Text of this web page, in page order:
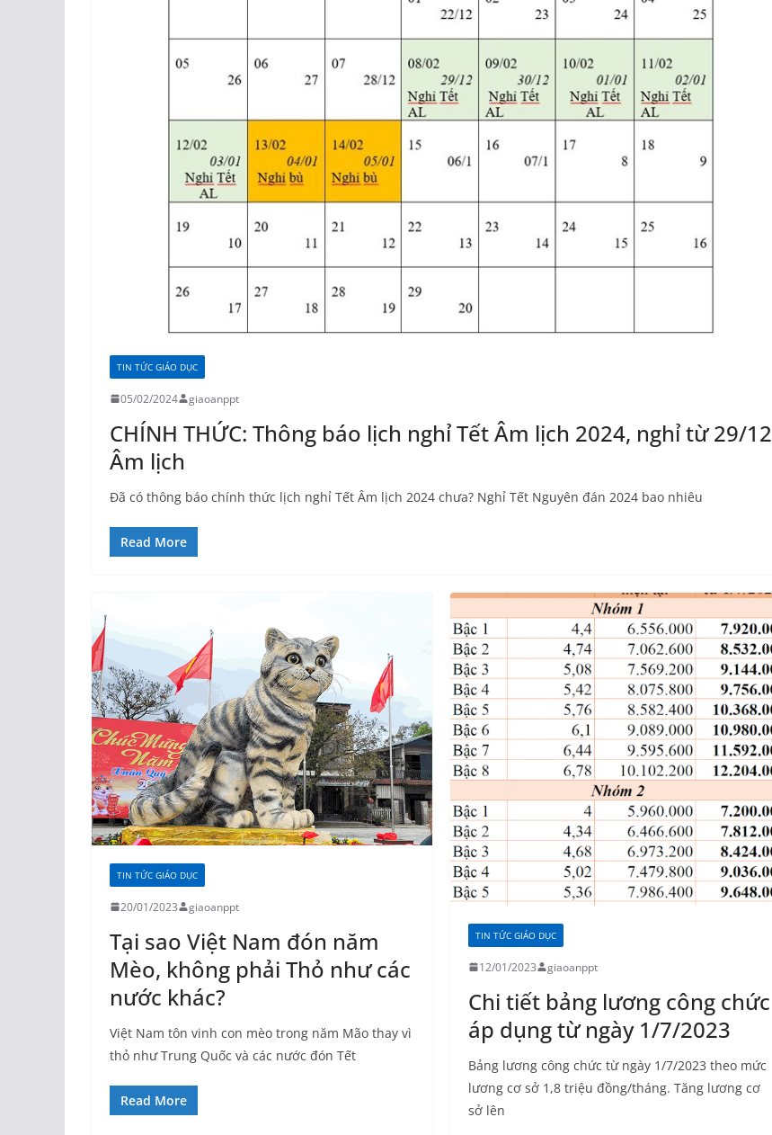
TIN TỨC GIÁO DỤC
05/02/2024 giaoanppt
CHÍNH THỨC: Thông báo lịch nghỉ Tết Âm lịch 2024, nghỉ từ 29/12
Âm lịch
Đã có thông báo chính thức lịch nghỉ Tết Âm lịch 2024 chưa? Nghỉ Tết Nguyên đán 2024 bao nhiêu
Read More
TIN TỨC GIÁO DỤC
20/01/2023 giaoanppt
Tại sao Việt Nam đón năm
Mèo, không phải Thỏ như các
nước khác?
Việt Nam tôn vinh con mèo trong năm Mão thay vì
thỏ như Trung Quốc và các nước đón Tết
Read More
TIN TỨC GIÁO DỤC
12/01/2023 giaoanppt
Chi tiết bảng lương công chức
áp dụng từ ngày 1/7/2023
Bảng lương công chức từ ngày 1/7/2023 theo mức
lương cơ sở 1,8 triệu đồng/tháng. Tăng lương cơ
sở lên